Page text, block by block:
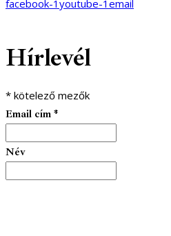
facebook-1 youtube-1 email
Hírlevél
* kötelező mezők
Email cím *
Név